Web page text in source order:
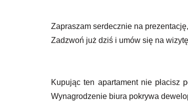
Zapraszam serdecznie na
Zadzwoń już dziś i umów się na
Kupując ten apartament nie płacisz
Wynagrodzenie biura pokrywa